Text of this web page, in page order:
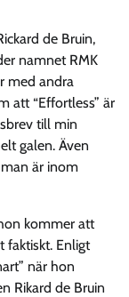
de Bruin,
namnet RMK
med andra
att “Effortless” är
till min
galen. Även
är inom
kommer att
faktiskt. Enligt
när hon
Rikard de Bruin